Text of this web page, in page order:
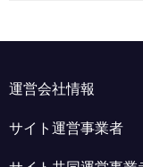
運営会社情報
サイト運営事業者